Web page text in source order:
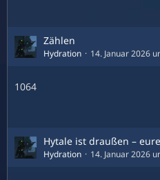
Zählen
Hydration 14. Januar 2026
1064
Hytale ist draußen –
Hydration 14. Januar 2026